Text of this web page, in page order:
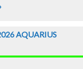
AQUARIUS